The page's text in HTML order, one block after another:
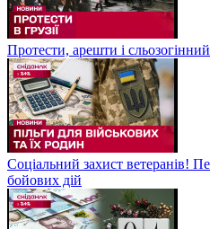
Протести, арешти і сльозогінний
Соціальний захист ветеранів!
бойових дій